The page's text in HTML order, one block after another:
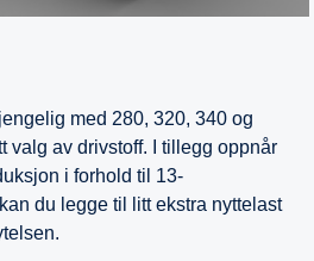
med 280, 320, 340 og
valg av drivstoff. I tillegg oppnår
i forhold til 13-
du legge til litt ekstra nyttelast